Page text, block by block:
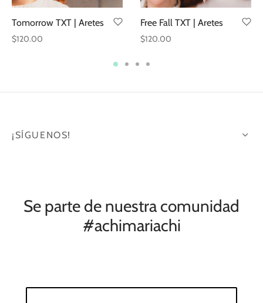
Tomorrow TXT | Aretes
$120.00
Free Fall TXT | Aretes
$120.00
¡SÍGUENOS!
Se parte de nuestra comunidad
#achimariachi